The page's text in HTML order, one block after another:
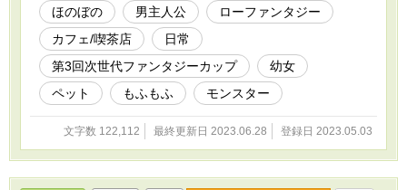
ければ幸いです。カクヨムでも投稿中。
ほのぼの 男主人公
ローファンタジー
カフェ/喫茶店
日常
第3回次世代ファンタジーカップ
幼女
ペット
もふもふ モンスター
文字数 122,112 最終更新日 2023.06.28 登録日 2023.05.03